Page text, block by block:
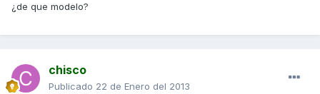
¿de que modelo?
chisco
Publicado 22 de Enero del 2013